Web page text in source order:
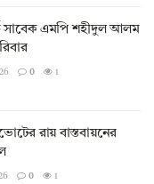
সাবেক এমপি শহীদুল আলম
0 1
রায় বাস্তবায়নের
0 1